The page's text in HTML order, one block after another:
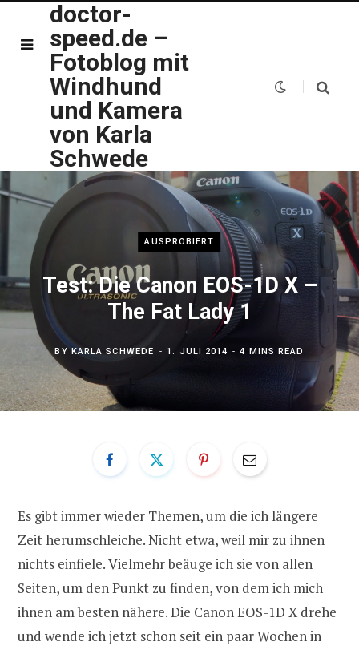
doctor-
speed.de –
Fotoblog mit
Windhund
und Kamera
von Karla
Schwede
AUSPROBIERT
Test: Die Canon EOS-1D X –
The Fat Lady 1
BYKARLA SCHWEDE 1. JULI 2014 4 MINS READ
Es gibt immer wieder Themen, um die ich längere
Zeit herumschleiche. Nicht etwa, weil mir zu ihnen
nichts einfiele. Vielmehr beäuge ich sie von allen
Seiten, um den Punkt zu finden, von dem ich mich
ihnen am besten nähere. Die Canon EOS-1D X drehe
und wende ich jetzt schon seit ein paar Wochen in